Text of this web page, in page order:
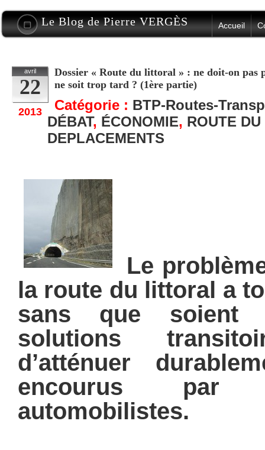
Le Blog de Pierre VERGÈS Accueil
avril
22
2013
Dossier « Route du littoral » : ne doit-on pas
ne soit trop tard ? (1ère partie)
Catégorie : BTP-Routes-
DÉBAT, ÉCONOMIE, ROUTE
DEPLACEMENTS
Le
la route du littoral a
sans que soient
solutions
d’atténuer
encourus par
automobilistes.